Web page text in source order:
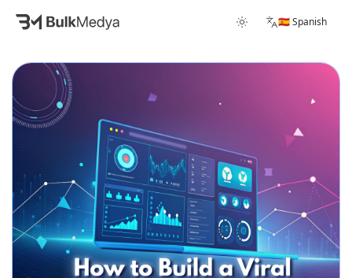
🇪🇸 Spanish